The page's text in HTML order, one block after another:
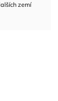
zemí